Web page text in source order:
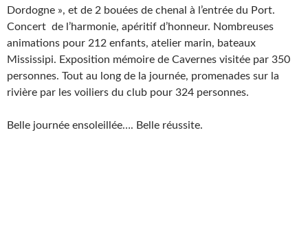
Dordogne », et de 2 bouées de chenal à l’entrée du Port.
Concert de l’harmonie, apéritif d’honneur. Nombreuses
animations pour 212 enfants, atelier marin, bateaux
Mississipi. Exposition mémoire de Cavernes visitée par 350
personnes. Tout au long de la journée, promenades sur la
rivière par les voiliers du club pour 324 personnes.
Belle journée ensoleillée…. Belle réussite.